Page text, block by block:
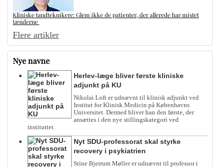
Kliniske tandteknikere: Glem ikke de patienter, der allerede har mistet
tænderne
Flere artikler
Nye navne
Herlev-læge bliver første kliniske
adjunkt på KU
Nikolai Loft er udnævnt til klinisk adjunkt ved
Institut for Klinisk Medicin på Københavns
Universitet. Dermed bliver han den første, der
ansættes i den nye stillingskategori ved
instituttet.
Nyt SDU-professorat skal styrke
recovery i psykiatrien
Stine Bjerrum Møller er udnævnt til professor i